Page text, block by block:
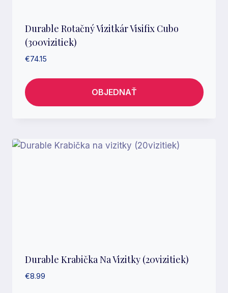
Durable Rotačný Vizitkár Visifix Cubo
(300vizitiek)
€74.15
OBJEDNAŤ
Durable Krabička Na Vizitky (20vizitiek)
€8.99